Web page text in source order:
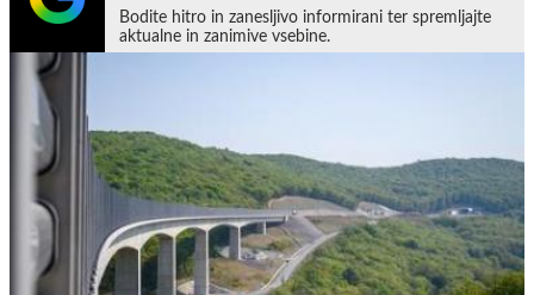
Bodite hitro in zanesljivo informirani ter spremljajte
aktualne in zanimive vsebine.